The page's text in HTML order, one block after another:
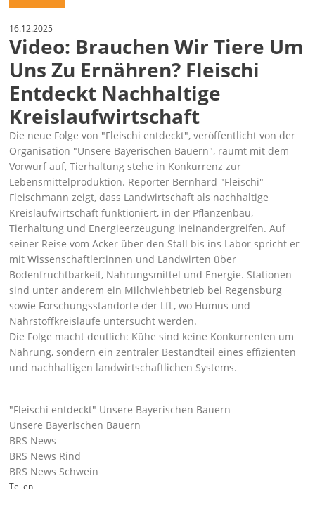
16.12.2025
Video: Brauchen Wir Tiere Um
Uns Zu Ernähren? Fleischi
Entdeckt Nachhaltige
Kreislaufwirtschaft
Die neue Folge von Fleischi entdeckt , veröffentlicht von der
Organisation
Unsere Bayerischen Bauern , räumt mit dem
Vorwurf auf, Tierhaltung stehe in Konkurrenz zur
Lebensmittelproduktion. Reporter Bernhard
Fleischi
Fleischmann zeigt, dass Landwirtschaft als nachhaltige
Kreislaufwirtschaft funktioniert, in der Pflanzenbau,
Tierhaltung und Energieerzeugung ineinandergreifen. Auf
seiner Reise vom Acker über den Stall bis ins Labor spricht er
mit Wissenschaftler:innen und Landwirten über
Bodenfruchtbarkeit, Nahrungsmittel und Energie. Stationen
sind unter anderem ein Milchviehbetrieb bei Regensburg
sowie Forschungsstandorte der LfL, wo Humus und
Nährstoffkreisläufe untersucht werden.
Die Folge macht deutlich: Kühe sind keine Konkurrenten um
Nahrung, sondern ein zentraler Bestandteil eines effizienten
und nachhaltigen landwirtschaftlichen Systems.
"Fleischi entdeckt" Unsere Bayerischen Bauern
Unsere Bayerischen Bauern
BRS News
BRS News Rind
BRS News Schwein
Teilen